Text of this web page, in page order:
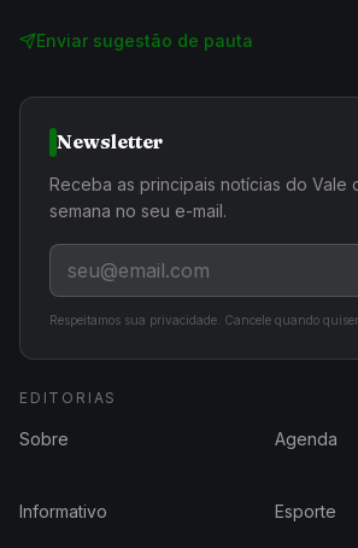
Enviar sugestão de pauta
Newsletter
Receba as principais notícias do Vale
semana no seu e-mail.
Respeitamos sua privacidade. Cancele quando quiser.
EDITORIAS
Sobre Agenda
Informativo Esporte